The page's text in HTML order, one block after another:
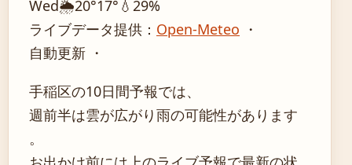
Wed🌦️20°17° 💧29%
ライブデータ提供： Open-Meteo ・
自動更新 ・
手稲区の10日間予報では、
週前半は雲が広がり雨の可能性があります
。